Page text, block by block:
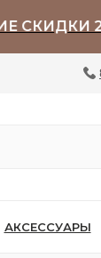
СКИДКИ
АКСЕССУАРЫ